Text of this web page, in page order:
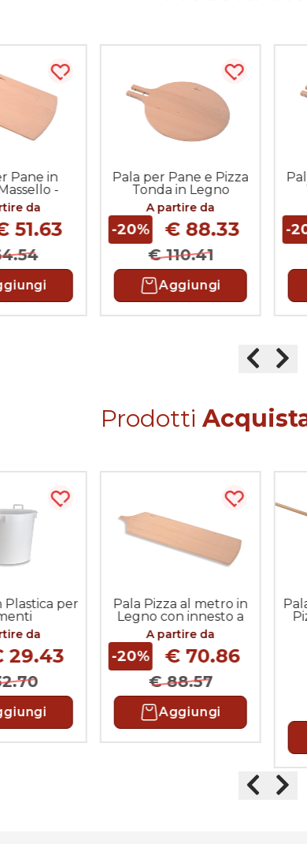
Pane in
-
(solo
da
51.63
Acquista più tardi
Pala per Pane e Pizza
Tonda in Legno
Massello - innesto a
Cavicchi (solo testa)
A partire da
-20% € 88.33
€ 110.41
Aggiungi
Acquista
-
Prodotti
Plastica per
da
29.43
Acquista più tardi
Pala Pizza al metro in
Legno con innesto a
Baionetta
A partire da
-20% € 70.86
€ 88.57
Aggiungi
Acquista